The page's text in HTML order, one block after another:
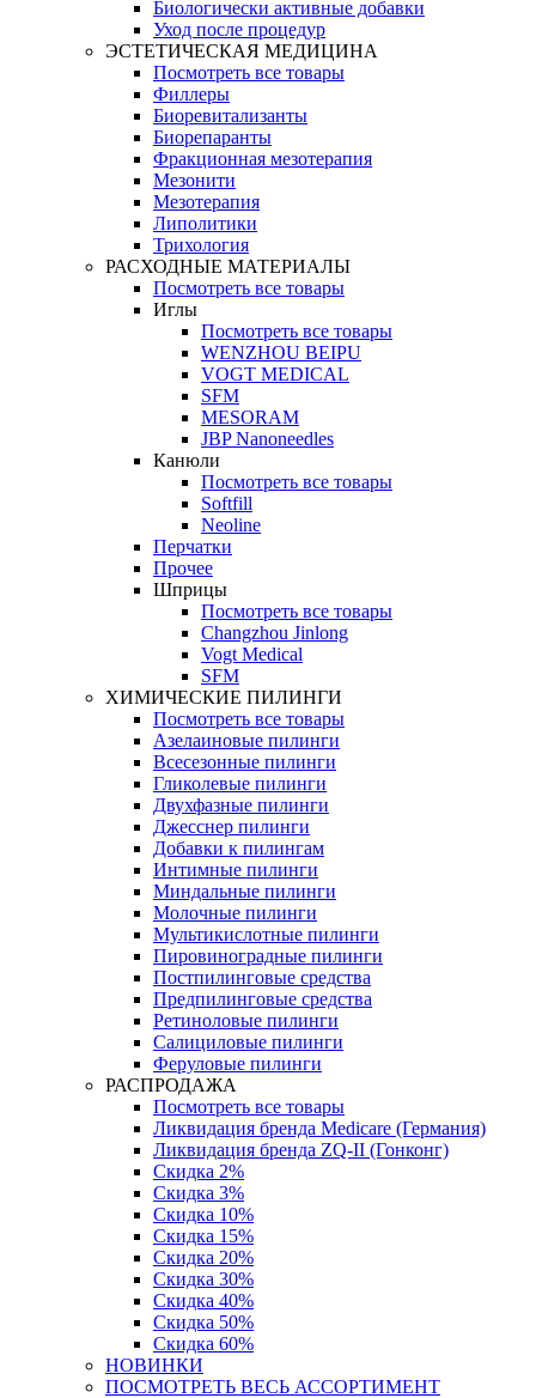
Биологически активные добавки
Уход после процедур
ЭСТЕТИЧЕСКАЯ МЕДИЦИНА
Посмотреть все товары
Филлеры
Биоревитализанты
Биорепаранты
Фракционная мезотерапия
Мезонити
Мезотерапия
Липолитики
Трихология
РАСХОДНЫЕ МАТЕРИАЛЫ
Посмотреть все товары
Иглы
Посмотреть все товары
WENZHOU BEIPU
VOGT MEDICAL
SFM
MESORAM
JBP Nanoneedles
Канюли
Посмотреть все товары
Softfill
Neoline
Перчатки
Прочее
Шприцы
Посмотреть все товары
Changzhou Jinlong
Vogt Medical
SFM
ХИМИЧЕСКИЕ ПИЛИНГИ
Посмотреть все товары
Азелаиновые пилинги
Всесезонные пилинги
Гликолевые пилинги
Двухфазные пилинги
Джесснер пилинги
Добавки к пилингам
Интимные пилинги
Миндальные пилинги
Молочные пилинги
Мультикислотные пилинги
Пировиноградные пилинги
Постпилинговые средства
Предпилинговые средства
Ретиноловые пилинги
Салициловые пилинги
Феруловые пилинги
РАСПРОДАЖА
Посмотреть все товары
Ликвидация бренда Medicare (Германия)
Ликвидация бренда ZQ-II (Гонконг)
Скидка 2%
Скидка 3%
Скидка 10%
Скидка 15%
Скидка 20%
Скидка 30%
Скидка 40%
Скидка 50%
Скидка 60%
НОВИНКИ
ПОСМОТРЕТЬ ВЕСЬ АССОРТИМЕНТ